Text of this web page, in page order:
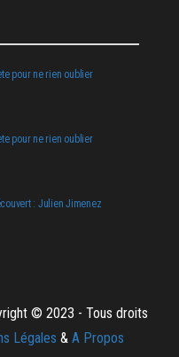
pour ne rien oublier
pour ne rien oublier
: Julien Jimenez
© 2023 - Tous droits
Légales & A Propos